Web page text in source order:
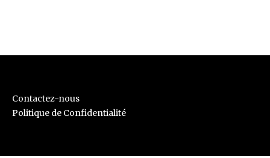
Contactez-nous
Politique de Confidentialité